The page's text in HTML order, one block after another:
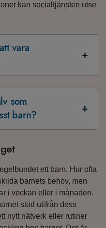
kan socialtjänsten utse
vara
som
barn?
ett barn. Hur ofta
barnets behov, men
i veckan eller i månaden.
stöd utifrån dess
nytt nätverk eller rutiner